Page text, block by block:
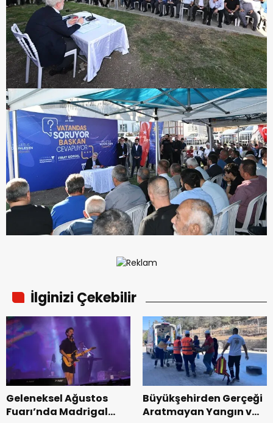
İlginizi Çekebilir
Geleneksel Ağustos
Fuarı’nda Madrigal
Büyükşehirden Gerçeği
Aratmayan Yangın ve